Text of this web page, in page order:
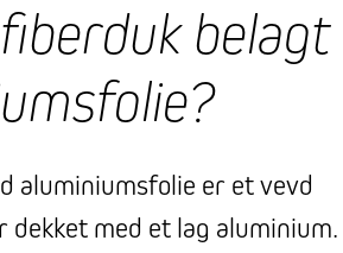
belagt
aluminiumsfolie er et vevd
med et lag aluminium.